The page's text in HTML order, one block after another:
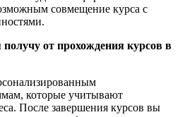
совмещение курса с
от прохождения курсов в
которые учитывают
После завершения курсов вы